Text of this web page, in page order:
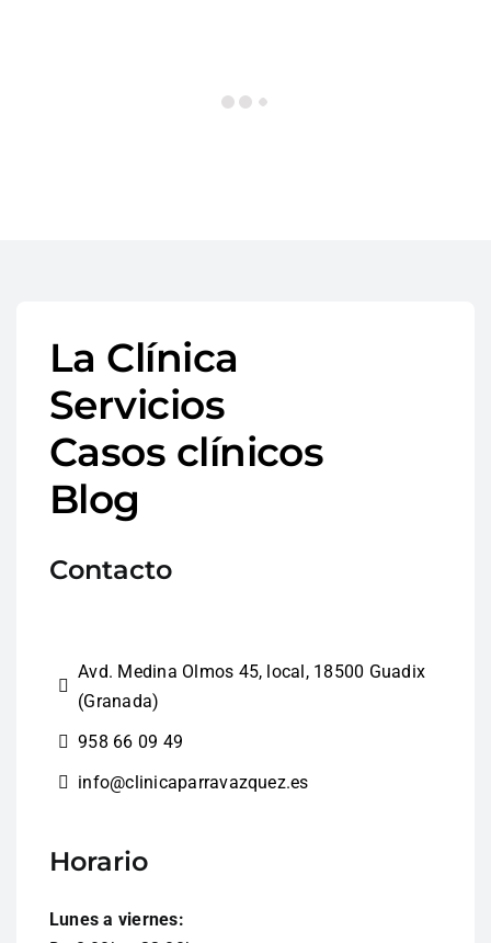
La Clínica
Servicios
Casos clínicos
Blog
Contacto
Avd. Medina Olmos 45, local, 18500 Guadix
(Granada)
958 66 09 49
info@clinicaparravazquez.es
Horario
Lunes a viernes: